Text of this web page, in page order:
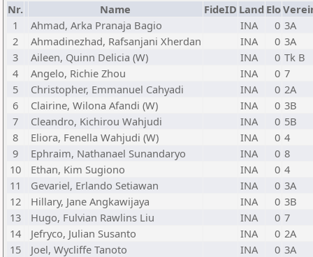
Nr. Name FideID Land Elo
1
Ahmad, Arka Pranaja Bagio INA 0 3A
2
Ahmadinezhad, Rafsanjani Xherdan INA 0 3A
3
Aileen, Quinn Delicia (W) INA 0 Tk B
4
Angelo, Richie Zhou INA 0 7
5
Christopher, Emmanuel Cahyadi INA 0 2A
6
Clairine, Wilona Afandi (W) INA 0 3B
7
Cleandro, Kichirou Wahjudi INA 0 5B
8
Eliora, Fenella Wahjudi (W) INA 0 4
9
Ephraim, Nathanael Sunandaryo INA 0 8
10
Ethan, Kim Sugiono INA 0 4
11
Gevariel, Erlando Setiawan INA 0 3A
12
Hillary, Jane Angkawijaya INA 0 3B
13
Hugo, Fulvian Rawlins Liu INA 0 7
14
Jefryco, Julian Susanto INA 0 2A
15
Joel, Wycliffe Tanoto INA 0 3A